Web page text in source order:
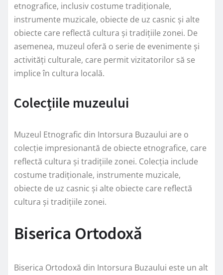
etnografice, inclusiv costume tradiționale,
instrumente muzicale, obiecte de uz casnic și alte
obiecte care reflectă cultura și tradițiile zonei. De
asemenea, muzeul oferă o serie de evenimente și
activități culturale, care permit vizitatorilor să se
implice în cultura locală.
Colecțiile muzeului
Muzeul Etnografic din Intorsura Buzaului are o
colecție impresionantă de obiecte etnografice, care
reflectă cultura și tradițiile zonei. Colecția include
costume tradiționale, instrumente muzicale,
obiecte de uz casnic și alte obiecte care reflectă
cultura și tradițiile zonei.
Biserica Ortodoxă
Biserica Ortodoxă din Intorsura Buzaului este un alt